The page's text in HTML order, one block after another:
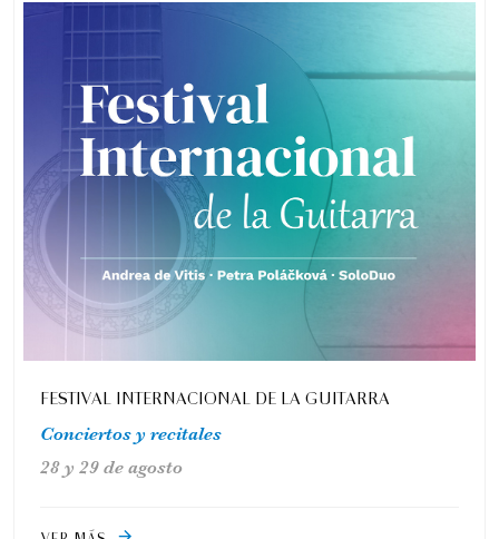
FESTIVAL INTERNACIONAL DE LA GUITARRA
Conciertos y recitales
28 y 29 de agosto